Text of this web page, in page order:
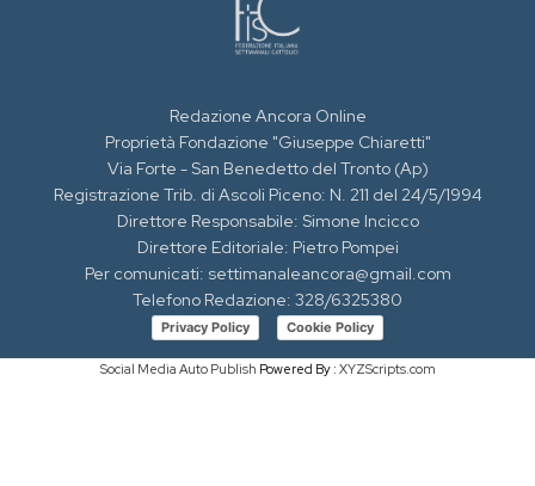
Redazione Ancora Online
Proprietà Fondazione "Giuseppe Chiaretti"
Via Forte - San Benedetto del Tronto (Ap)
Registrazione Trib. di Ascoli Piceno: N. 211 del 24/5/1994
Direttore Responsabile: Simone Incicco
Direttore Editoriale: Pietro Pompei
Per comunicati: settimanaleancora@gmail.com
Telefono Redazione: 328/6325380
Privacy Policy Cookie Policy
Social Media Auto Publish Powered By : XYZScripts.com